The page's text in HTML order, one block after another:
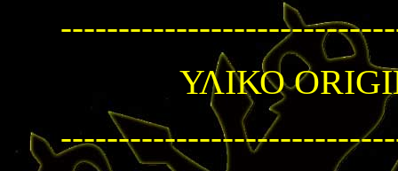
ΥΛΙΚΟ